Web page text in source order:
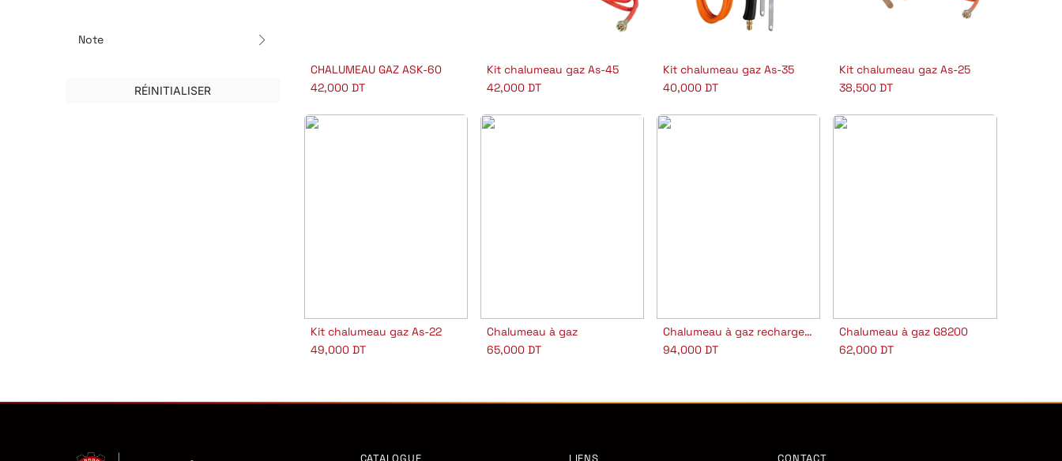
Note
RÉINITIALISER
Ajouter au panier
CHALUMEAU GAZ ASK-60
42,000DT
Ajouter au panier
Kit chalumeau gaz As-45
42,000DT
Ajouter au panier
Kit chalumeau gaz As-35
40,000 DT
Ajouter au panier
Kit chalumeau gaz As-25
38,500 DT
Ajouter au panier
Kit chalumeau gaz As-22
49,000DT
Ajouter au panier
Chalumeau à gaz
65,000DT
Ajouter au panier
Chalumeau à gaz rechargeable
94,000 DT
Ajouter au panier
Chalumeau à gaz G8200
62,000 DT